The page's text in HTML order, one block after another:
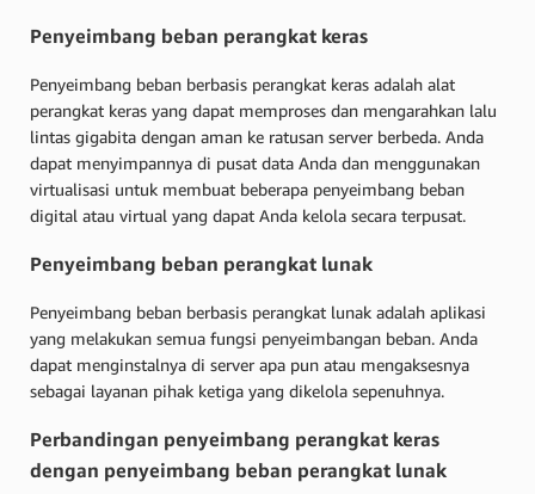
Penyeimbang beban perangkat keras
Penyeimbang beban berbasis perangkat keras adalah alat
perangkat keras yang dapat memproses dan mengarahkan lalu
lintas gigabita dengan aman ke ratusan server berbeda. Anda
dapat menyimpannya di pusat data Anda dan menggunakan
virtualisasi untuk membuat beberapa penyeimbang beban
digital atau virtual yang dapat Anda kelola secara terpusat.
Penyeimbang beban perangkat lunak
Penyeimbang beban berbasis perangkat lunak adalah aplikasi
yang melakukan semua fungsi penyeimbangan beban. Anda
dapat menginstalnya di server apa pun atau mengaksesnya
sebagai layanan pihak ketiga yang dikelola sepenuhnya.
Perbandingan penyeimbang perangkat keras
dengan penyeimbang beban perangkat lunak